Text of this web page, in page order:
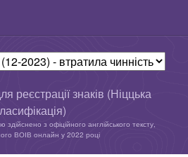
реєстрації знаків (Ніццька
з офіційного англійського тексту,
ВОІВ онлайн у 2022 році